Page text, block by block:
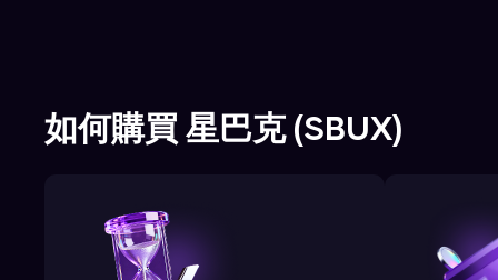
如何購買星巴克(SBUX)